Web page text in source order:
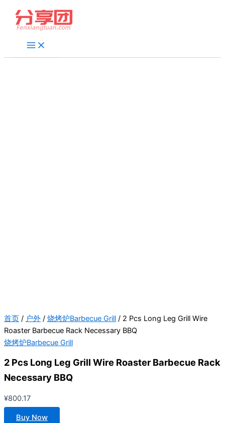
首页 / 户外 / 烧烤炉Barbecue Grill / 2 Pcs Long Leg Grill Wire
Roaster Barbecue Rack Necessary BBQ
烧烤炉Barbecue Grill
2 Pcs Long Leg Grill Wire Roaster Barbecue Rack
Necessary BBQ
¥800.17
Buy Now